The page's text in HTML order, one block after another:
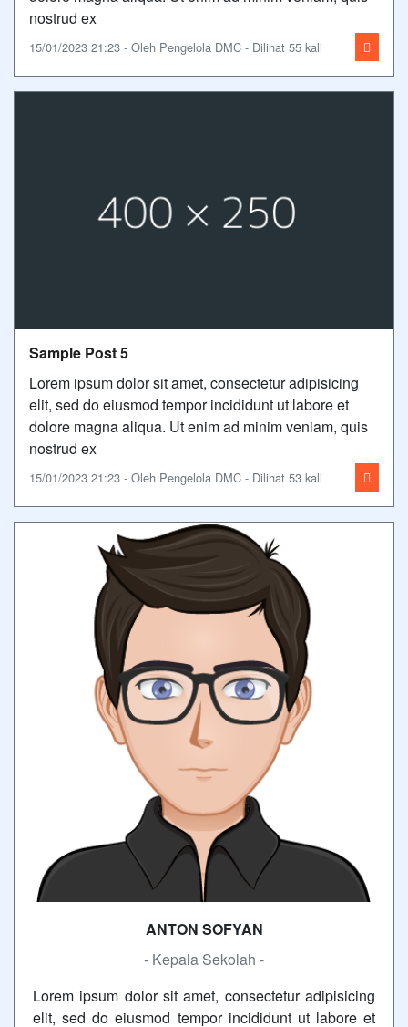
nostrud ex
15/01/2023 21:23 - Oleh Pengelola DMC - Dilihat 55 kali
Sample Post 5
Lorem ipsum dolor sit amet, consectetur adipisicing
elit, sed do eiusmod tempor incididunt ut labore et
dolore magna aliqua. Ut enim ad minim veniam, quis
nostrud ex
15/01/2023 21:23 - Oleh Pengelola DMC - Dilihat 53 kali
ANTON SOFYAN
- Kepala Sekolah -
Lorem ipsum dolor sit amet, consectetur adipisicing
elit, sed do eiusmod tempor incididunt ut labore et